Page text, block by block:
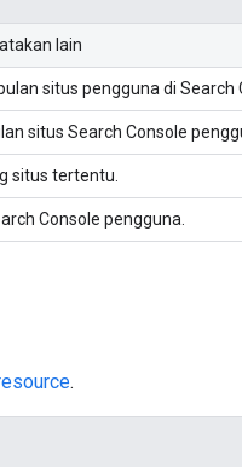
lain
situs pengguna di Search
situs Search Console
situs tertentu.
Console pengguna.
.